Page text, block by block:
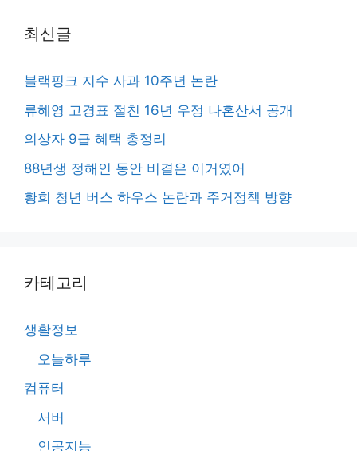
최신글
블랙핑크 지수 사과 10주년 논란
류혜영 고경표 절친 16년 우정 나혼산서 공개
의상자 9급 혜택 총정리
88년생 정해인 동안 비결은 이거였어
황희 청년 버스 하우스 논란과 주거정책 방향
카테고리
생활정보
오늘하루
컴퓨터
서버
인공지능